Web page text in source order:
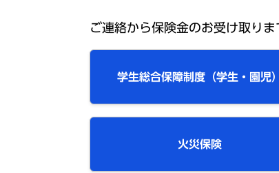
ご連絡から保険金のお受け取りま
学生総合保障制度（学生・園児）
火災保険